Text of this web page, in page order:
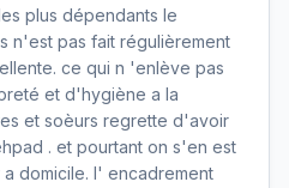
plus dépendants le
n'est pas fait régulièrement
ce qui n 'enlève pas
et d'hygiène a la
et soèurs regrette d'avoir
. et pourtant on s'en est
domicile. l' encadrement